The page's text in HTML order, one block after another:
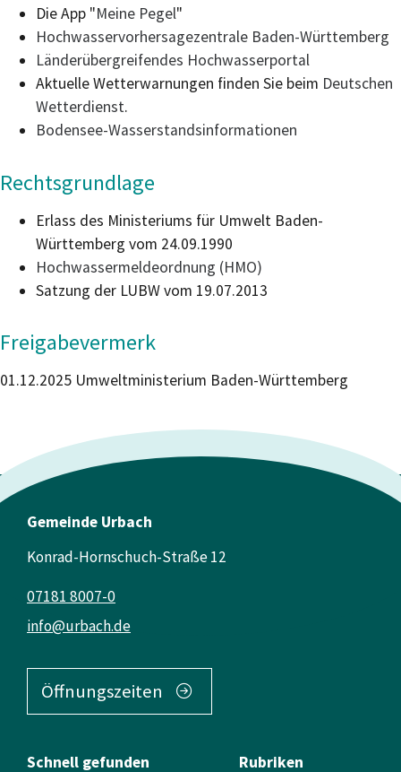
Die App "Meine Pegel"
Hochwasservorhersagezentrale Baden-Württemberg
Länderübergreifendes Hochwasserportal
Aktuelle Wetterwarnungen finden Sie beim Deutschen
Wetterdienst.
Bodensee-Wasserstandsinformationen
Rechtsgrundlage
Erlass des Ministeriums für Umwelt Baden-
Württemberg vom 24.09.1990
Hochwassermeldeordnung (HMO)
Satzung der LUBW vom 19.07.2013
Freigabevermerk
01.12.2025 Umweltministerium Baden-Württemberg
Gemeinde Urbach
Konrad-Hornschuch-Straße 12
info@urbach.de
07181 8007-0
Öffnungszeiten
Schnell gefunden Rubriken